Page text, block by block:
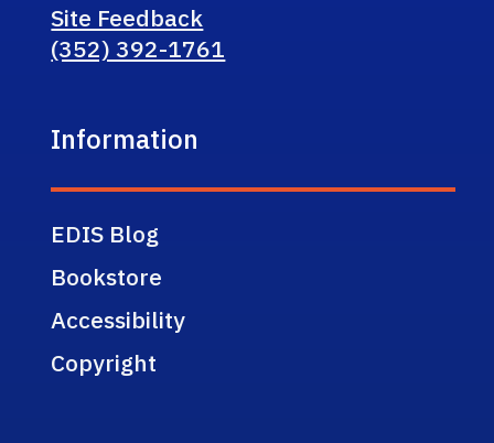
Site Feedback
(352) 392-1761
Information
EDIS Blog
Bookstore
Accessibility
Copyright